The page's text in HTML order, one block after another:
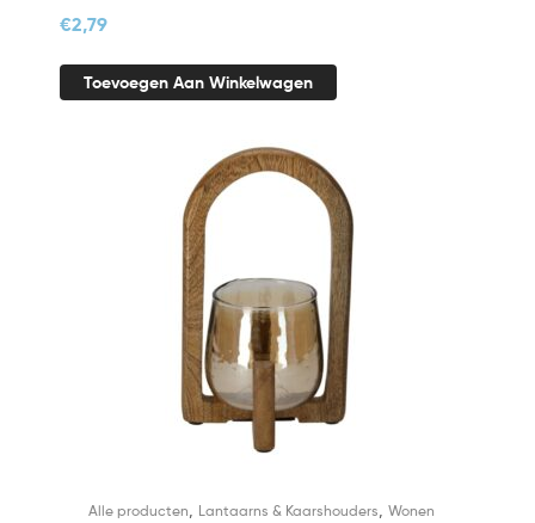
€2,79
Toevoegen Aan Winkelwagen
Alle producten Lantaarns & Kaarshouders Wonen